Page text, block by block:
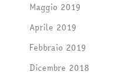
Maggio 2019
Aprile 2019
Febbraio 2019
Dicembre 2018